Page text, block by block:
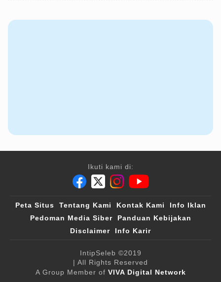
Ikuti kami di:
Peta Situs Tentang Kami Kontak Kami
Info Iklan
Pedoman Media Siber
Panduan Kebijakan
Disclaimer
Info Karir
IntipSeleb ©2019
| All Rights Reserved
A Group Member of VIVA Digital Network